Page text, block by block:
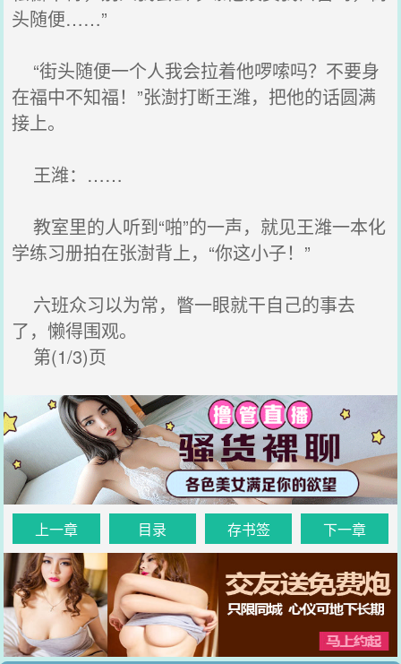
头随便……”
“街头随便一个人我会拉着他啰嗦吗？不要身
在福中不知福！”张澍打断王潍，把他的话圆满
接上。
王潍：……
教室里的人听到“啪”的一声，就见王潍一本化
学练习册拍在张澍背上，“你这小子！”
六班众习以为常，瞥一眼就干自己的事去
了，懒得围观。
第(1/3)页
上一章 目录 存书签 下一章